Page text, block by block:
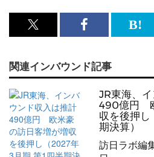
x<br>
記
事
を
シ
ェ
記
は
ブ
ッ
ク
マ
関連インバウンド記事
JR東海、
490億円
収を後押し
期決算）
訪日ラボ編